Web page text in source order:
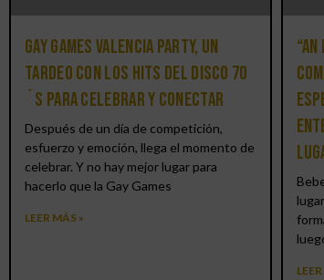
Gay Games Valencia Party, un
tardeo con los hits del DISCO 70
´S para celebrar y conectar
Después de un día de competición,
esfuerzo y emoción, llega el momento de
celebrar. Y no hay mejor lugar para
hacerlo que la Gay Games
LEER MÁS »